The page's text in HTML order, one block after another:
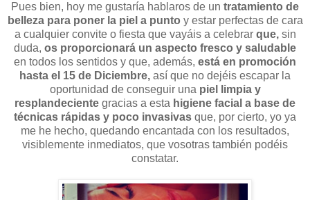
Pues bien, hoy me gustaría hablaros de un tratamiento de
belleza para poner la piel a punto y estar perfectas de cara
a cualquier convite o fiesta que vayáis a celebrar que,sin
duda, os proporcionará un aspecto fresco y saludable
en todos los sentidos y que, además, está en promoción
hasta el 15 de Diciembre, así que no dejéis escapar la
oportunidad de conseguir una piel limpia y
resplandeciente gracias a esta higiene facial a base de
técnicas rápidas y poco invasivas que, por cierto, yo ya
me he hecho, quedando encantada con los resultados,
visiblemente inmediatos, que vosotras también podéis
constatar.